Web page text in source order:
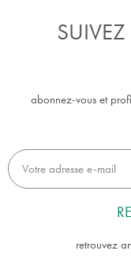
abonnez-vous et
retrouvez